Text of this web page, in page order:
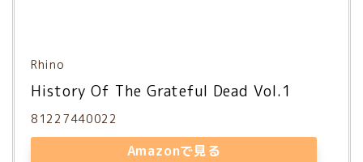
Rhino
History Of The Grateful Dead Vol.1
81227440022
Amazonで見る